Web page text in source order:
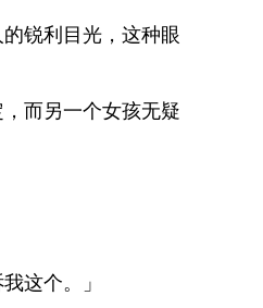
锐利目光，这种眼
而另一个女孩无疑
这个。」